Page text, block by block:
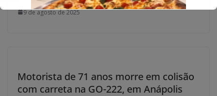
9 de agosto de 2025
Motorista de 71 anos morre em colisão
com carreta na GO-222, em Anápolis